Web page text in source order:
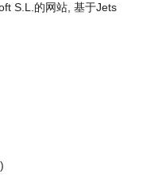
S.L.的网站, 基于Jets